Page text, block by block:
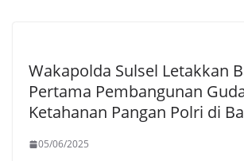
Wakapolda Sulsel Letakkan
Pertama Pembangunan
Ketahanan Pangan Polri di
05/06/2025